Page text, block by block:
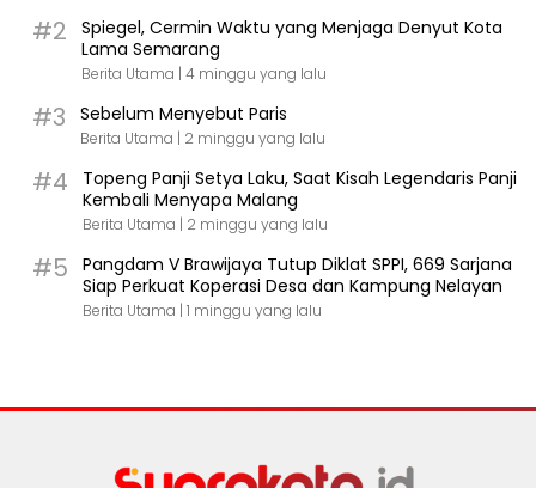
#2
Spiegel, Cermin Waktu yang Menjaga Denyut Kota
Lama Semarang
Berita Utama | 4 minggu yang lalu
#3 Sebelum Menyebut Paris
Berita Utama | 2 minggu yang lalu
#4
Topeng Panji Setya Laku, Saat Kisah Legendaris Panji
Kembali Menyapa Malang
Berita Utama | 2 minggu yang lalu
#5
Pangdam V Brawijaya Tutup Diklat SPPI, 669 Sarjana
Siap Perkuat Koperasi Desa dan Kampung Nelayan
Berita Utama | 1 minggu yang lalu